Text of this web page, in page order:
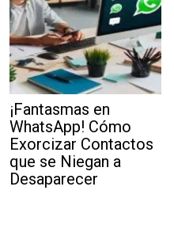
¡Fantasmas en
WhatsApp! Cómo
Exorcizar Contactos
que se Niegan a
Desaparecer